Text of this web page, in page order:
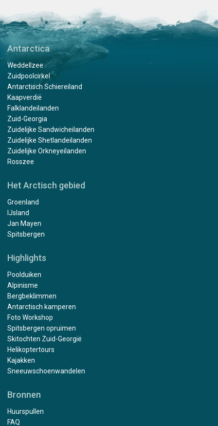
Antarctica
Weddellzee
Zuidpoolcirkel
Antarctisch Schiereiland
Kaapverdië
Falklandeilanden
Zuid-Georgia
Zuidelijke Sandwicheilanden
Zuidelijke Shetlandeilanden
Zuidelijke Orkneyeilanden
Rosszee
Het Arctisch gebied
Groenland
IJsland
Jan Mayen
Spitsbergen
Highlights
Poolduiken
Alpinisme
Bergbeklimmen
Antarctisch kamperen
Foto Workshop
Spitsbergen opruimen
Skitochten Zuid-Georgië
Helikoptertours
Kajakken
Sneeuwschoenwandelen
Bronnen
Huurspullen
FAQ